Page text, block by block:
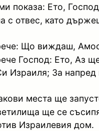
показа: Ето,
с отвес, като
Що виждаш,
Господ: Ето, Аз
Израиля; За напред
места ще
ще се
Израилевия дом.